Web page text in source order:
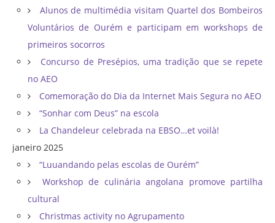
Alunos de multimédia visitam Quartel dos Bombeiros
Voluntários de Ourém e participam em workshops de
primeiros socorros
Concurso de Presépios, uma tradição que se repete
no AEO
Comemoração do Dia da Internet Mais Segura no AEO
“Sonhar com Deus” na escola
La Chandeleur celebrada na EBSO…et voilà!
janeiro 2025
“Luuandando pelas escolas de Ourém”
Workshop de culinária angolana promove partilha
cultural
Christmas activity no Agrupamento